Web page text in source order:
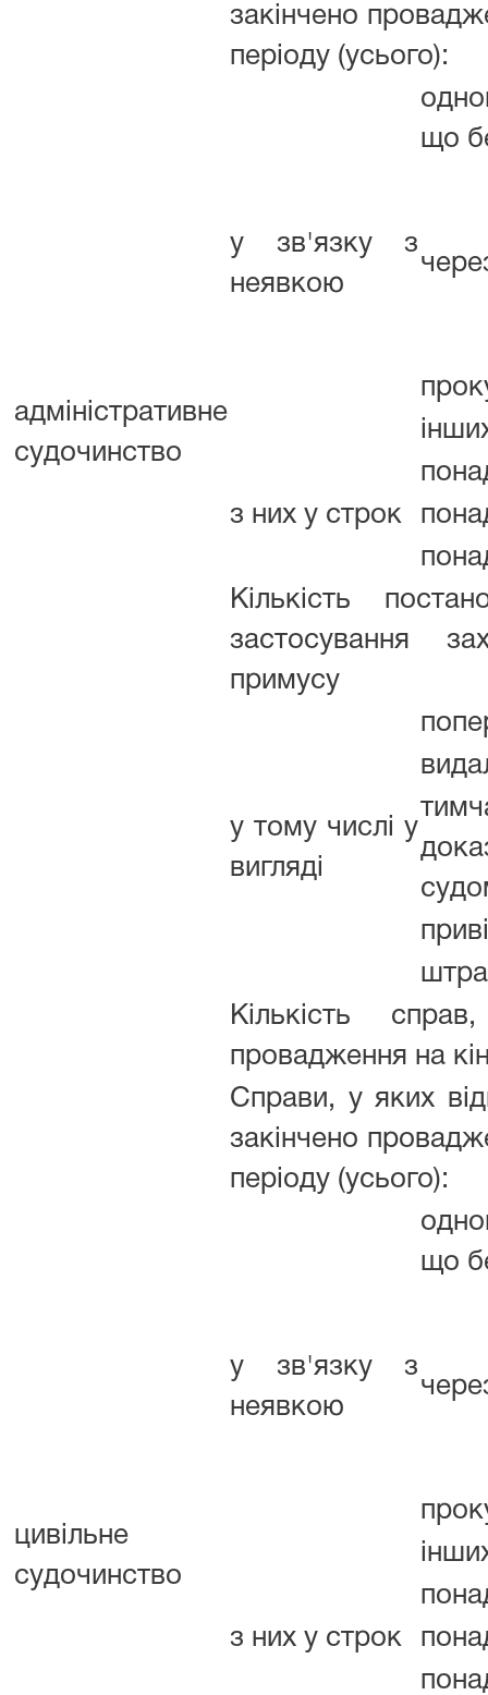
адміністративне
судочинство
закінчено
періоду (усього):
у зв'язку з
неявкою
що
з них у строк
Кількість
застосування
примусу
у тому числі у
вигляді
цивільне
судочинство
Кількість
провадження на
Справи, у яких
закінчено
періоду (усього):
у зв'язку з
неявкою
що
з них у строк